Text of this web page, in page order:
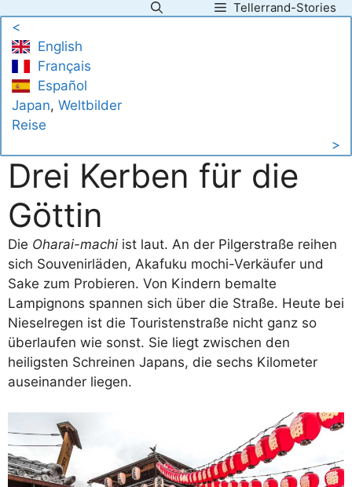
Inhalt
springen
Tellerrand-Stories
<
English
Français
Español
Japan, Weltbilder
Reise
>
Drei Kerben für die
Göttin
Die Oharai-machi ist laut. An der Pilgerstraße reihen
sich Souvenirläden, Akafuku mochi-Verkäufer und
Sake zum Probieren. Von Kindern bemalte
Lampignons spannen sich über die Straße. Heute bei
Nieselregen ist die Touristenstraße nicht ganz so
überlaufen wie sonst. Sie liegt zwischen den
heiligsten Schreinen Japans, die sechs Kilometer
auseinander liegen.